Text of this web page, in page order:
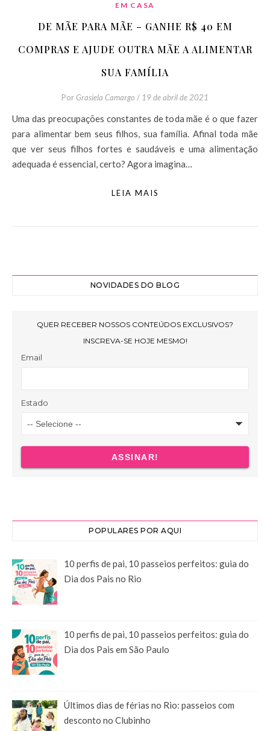
EM CASA
DE MÃE PARA MÃE – GANHE R$ 40 EM
COMPRAS E AJUDE OUTRA MÃE A ALIMENTAR
SUA FAMÍLIA
PorGrasiela Camargo / 19 de abril de 2021
Uma das preocupações constantes de toda mãe é o que fazer
para alimentar bem seus filhos, sua família. Afinal toda mãe
que ver seus filhos fortes e saudáveis e uma alimentação
adequada é essencial, certo? Agora imagina…
LEIA MAIS
NOVIDADES DO BLOG
POPULARES POR AQUI
10 perfis de pai, 10 passeios perfeitos: guia do
Dia dos Pais no Rio
10 perfis de pai, 10 passeios perfeitos: guia do
Dia dos Pais em São Paulo
Últimos dias de férias no Rio: passeios com
desconto no Clubinho